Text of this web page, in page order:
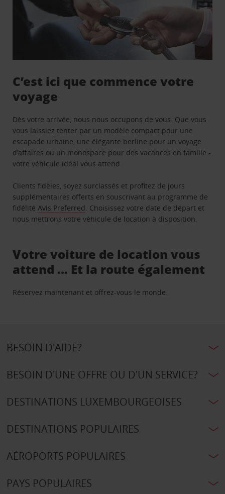
C’est ici que commence votre
voyage
Dès votre arrivée, nous nous occupons de vous. Que vous
vous laissiez tenter par un modèle compact pour une
escapade urbaine, une élégante berline pour un voyage
d’affaires ou un monospace pour des vacances en famille -
votre véhicule idéal vous attend.
Clients fidèles, soyez surclassés et profitez de jours
supplémentaires offerts en souscrivant au programme de
fidélitéAvis Preferred. Choisissez votre date de départ et
nous mettrons votre véhicule de location à disposition.
Votre voiture de location vous
attend … Et la route également
Réservez maintenant et offrez-vous le monde.
BESOIN D'AIDE?
BESOIN D'UNE OFFRE OU D'UN SERVICE?
DESTINATIONS LUXEMBOURGEOISES
DESTINATIONS POPULAIRES
AÉROPORTS POPULAIRES
PAYS POPULAIRES